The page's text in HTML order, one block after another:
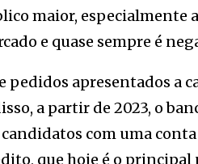
maior, especialmente
e quase sempre é
pedidos apresentados a
a partir de 2023, o
candidatos com uma
que hoje é o